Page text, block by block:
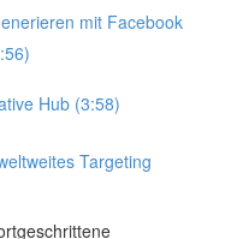
mit Facebook
Hub (3:58)
Targeting